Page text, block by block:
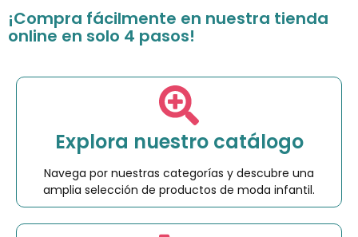
¡Compra fácilmente en nuestra tienda
online en solo 4 pasos!
Explora nuestro catálogo
Navega por nuestras categorías y descubre una
amplia selección de productos de moda infantil.